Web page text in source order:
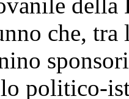
che, tra
politico-